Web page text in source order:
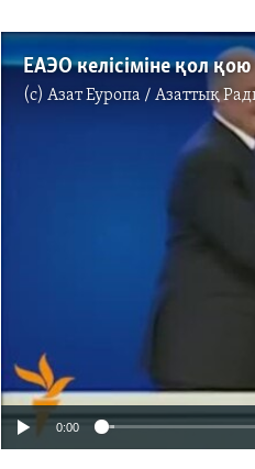
ЕАЭО келісіміне қол қою
(c) Азат Еуропа / Азаттық
0:00